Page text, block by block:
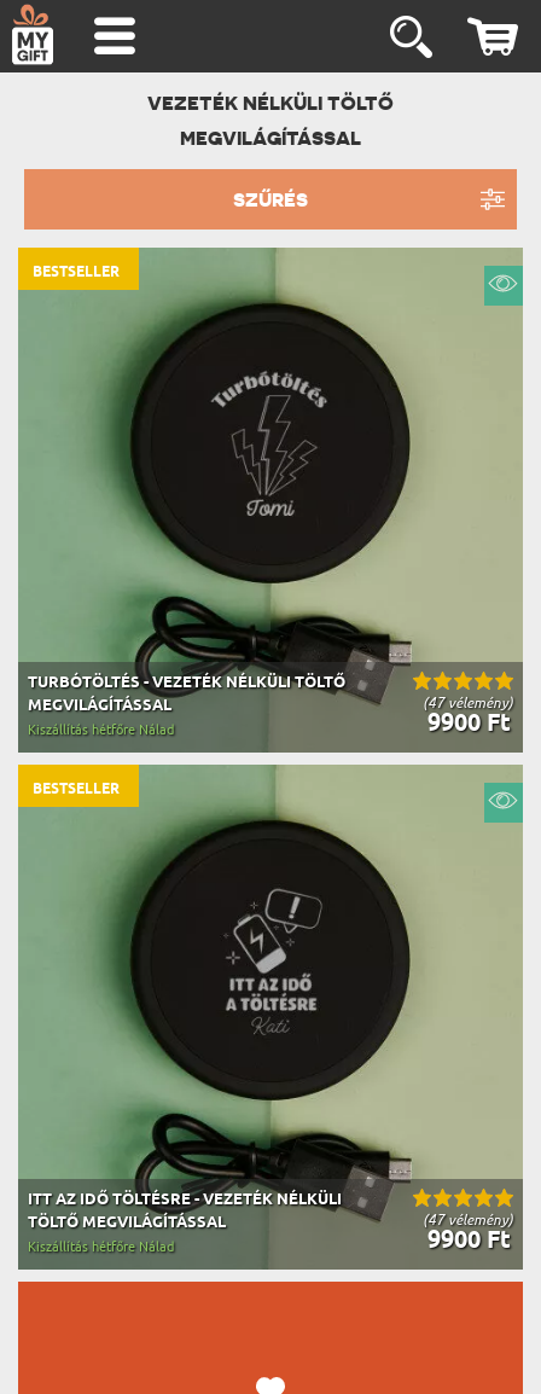
VEZETÉK NÉLKÜLI TÖLTŐ
MEGVILÁGÍTÁSSAL
SZŰRÉS
(47 vélemény)
TURBÓTÖLTÉS - VEZETÉK NÉLKÜLI TÖLTŐ
MEGVILÁGÍTÁSSAL
9900 Ft
Kiszállítás hétfőre Nálad
BESTSELLER
(47 vélemény)
ITT AZ IDŐ TÖLTÉSRE - VEZETÉK NÉLKÜLI
TÖLTŐ MEGVILÁGÍTÁSSAL
9900 Ft
Kiszállítás hétfőre Nálad
BESTSELLER